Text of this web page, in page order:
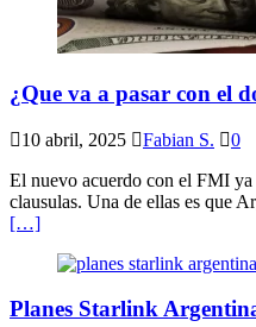
¿Que va a pasar con el
10 abril, 2025 Fabian S.
0
El nuevo acuerdo con el FMI ya
clausulas. Una de ellas es que
[…]
Planes Starlink